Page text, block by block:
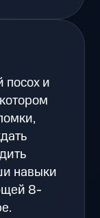
посох и
навыки
8-